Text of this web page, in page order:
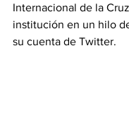
Internacional de la
institución en un hilo
su cuenta de Twitter.